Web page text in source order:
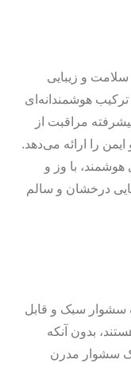
سلامت و زیبایی
هوشمندانه‌ای
مراقبت از
را ارائه می‌دهد.
با وز و
درخشان و سالم
سشوار سبک و قابل
بدون آنکه
سشوار مدرن